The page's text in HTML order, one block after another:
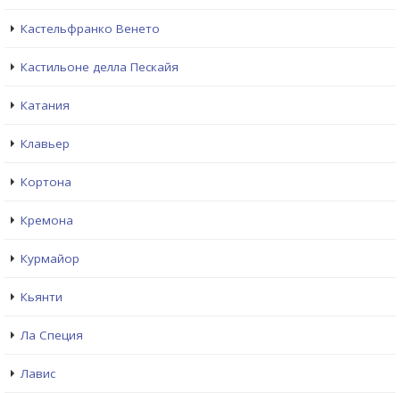
Кастельфранко Венето
Кастильоне делла Пескайя
Катания
Клавьер
Кортона
Кремона
Курмайор
Кьянти
Ла Специя
Лавис